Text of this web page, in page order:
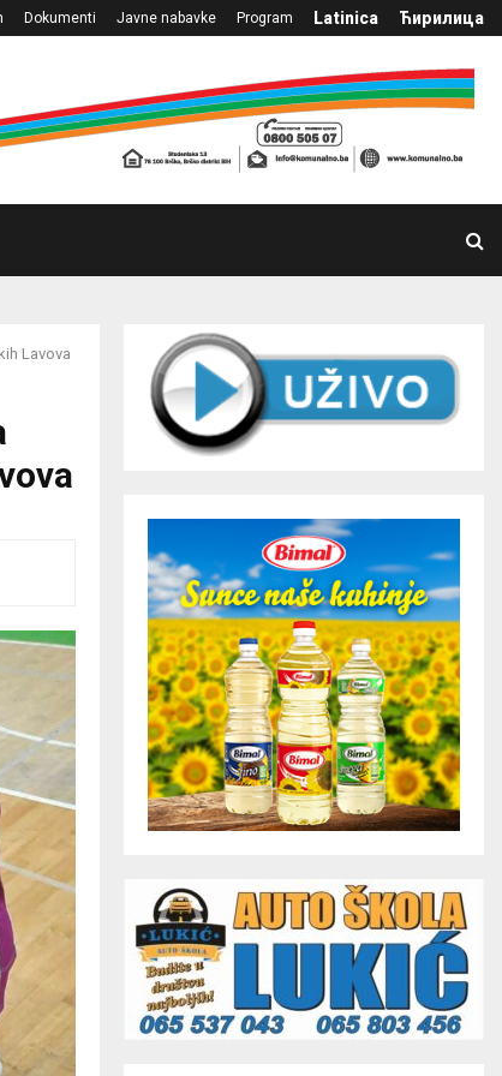
Dokumenti Javne nabavke Program Latinica Ћирилица
Lavova